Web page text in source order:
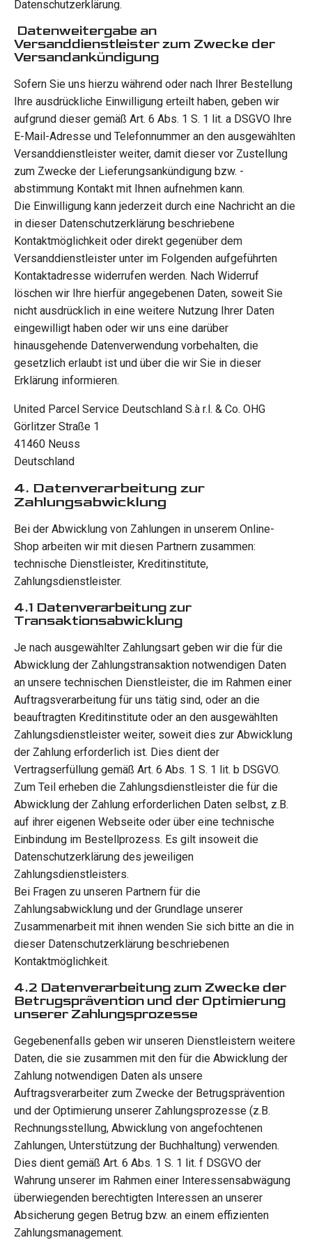
Datenschutzerklärung.
Datenweitergabe an
Versanddienstleister zum Zwecke der
Versandankündigung
Sofern Sie uns hierzu während oder nach Ihrer Bestellung
Ihre ausdrückliche Einwilligung erteilt haben, geben wir
aufgrund dieser gemäß Art. 6 Abs. 1 S. 1 lit. a DSGVO Ihre
E-Mail-Adresse und Telefonnummer an den ausgewählten
Versanddienstleister weiter, damit dieser vor Zustellung
zum Zwecke der Lieferungsankündigung bzw. -
abstimmung Kontakt mit Ihnen aufnehmen kann.
Die Einwilligung kann jederzeit durch eine Nachricht an die
in dieser Datenschutzerklärung beschriebene
Kontaktmöglichkeit oder direkt gegenüber dem
Versanddienstleister unter im Folgenden aufgeführten
Kontaktadresse widerrufen werden. Nach Widerruf
löschen wir Ihre hierfür angegebenen Daten, soweit Sie
nicht ausdrücklich in eine weitere Nutzung Ihrer Daten
eingewilligt haben oder wir uns eine darüber
hinausgehende Datenverwendung vorbehalten, die
gesetzlich erlaubt ist und über die wir Sie in dieser
Erklärung informieren.
United Parcel Service Deutschland S.à r.l. & Co. OHG
Görlitzer Straße 1
41460 Neuss
Deutschland
4. Datenverarbeitung zur
Zahlungsabwicklung
Bei der Abwicklung von Zahlungen in unserem Online-
Shop arbeiten wir mit diesen Partnern zusammen:
technische Dienstleister, Kreditinstitute,
Zahlungsdienstleister.
4.1 Datenverarbeitung zur
Transaktionsabwicklung
Je nach ausgewählter Zahlungsart geben wir die für die
Abwicklung der Zahlungstransaktion notwendigen Daten
an unsere technischen Dienstleister, die im Rahmen einer
Auftragsverarbeitung für uns tätig sind, oder an die
beauftragten Kreditinstitute oder an den ausgewählten
Zahlungsdienstleister weiter, soweit dies zur Abwicklung
der Zahlung erforderlich ist. Dies dient der
Vertragserfüllung gemäß Art. 6 Abs. 1 S. 1 lit. b DSGVO.
Zum Teil erheben die Zahlungsdienstleister die für die
Abwicklung der Zahlung erforderlichen Daten selbst, z.B.
auf ihrer eigenen Webseite oder über eine technische
Einbindung im Bestellprozess. Es gilt insoweit die
Datenschutzerklärung des jeweiligen
Zahlungsdienstleisters.
Bei Fragen zu unseren Partnern für die
Zahlungsabwicklung und der Grundlage unserer
Zusammenarbeit mit ihnen wenden Sie sich bitte an die in
dieser Datenschutzerklärung beschriebenen
Kontaktmöglichkeit.
4.2 Datenverarbeitung zum Zwecke der
Betrugsprävention und der Optimierung
unserer Zahlungsprozesse
Gegebenenfalls geben wir unseren Dienstleistern weitere
Daten, die sie zusammen mit den für die Abwicklung der
Zahlung notwendigen Daten als unsere
Auftragsverarbeiter zum Zwecke der Betrugsprävention
und der Optimierung unserer Zahlungsprozesse (z.B.
Rechnungsstellung, Abwicklung von angefochtenen
Zahlungen, Unterstützung der Buchhaltung) verwenden.
Dies dient gemäß Art. 6 Abs. 1 S. 1 lit. f DSGVO der
Wahrung unserer im Rahmen einer Interessensabwägung
überwiegenden berechtigten Interessen an unserer
Absicherung gegen Betrug bzw. an einem effizienten
Zahlungsmanagement.